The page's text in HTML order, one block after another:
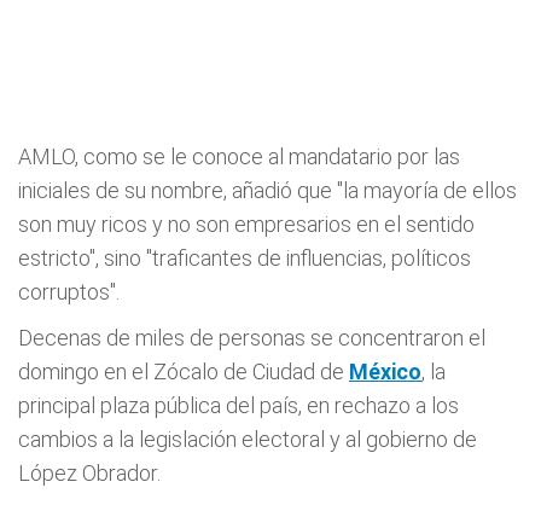
AMLO, como se le conoce al mandatario por las
iniciales de su nombre, añadió que "la mayoría de ellos
son muy ricos y no son empresarios en el sentido
estricto", sino "traficantes de influencias, políticos
corruptos".
Decenas de miles de personas se concentraron el
domingo en el Zócalo de Ciudad de México, la
principal plaza pública del país, en rechazo a los
cambios a la legislación electoral y al gobierno de
López Obrador.